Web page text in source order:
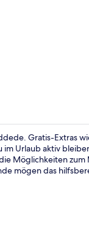
Gratis-Extras
Urlaub aktiv
Möglichkeiten
mögen das